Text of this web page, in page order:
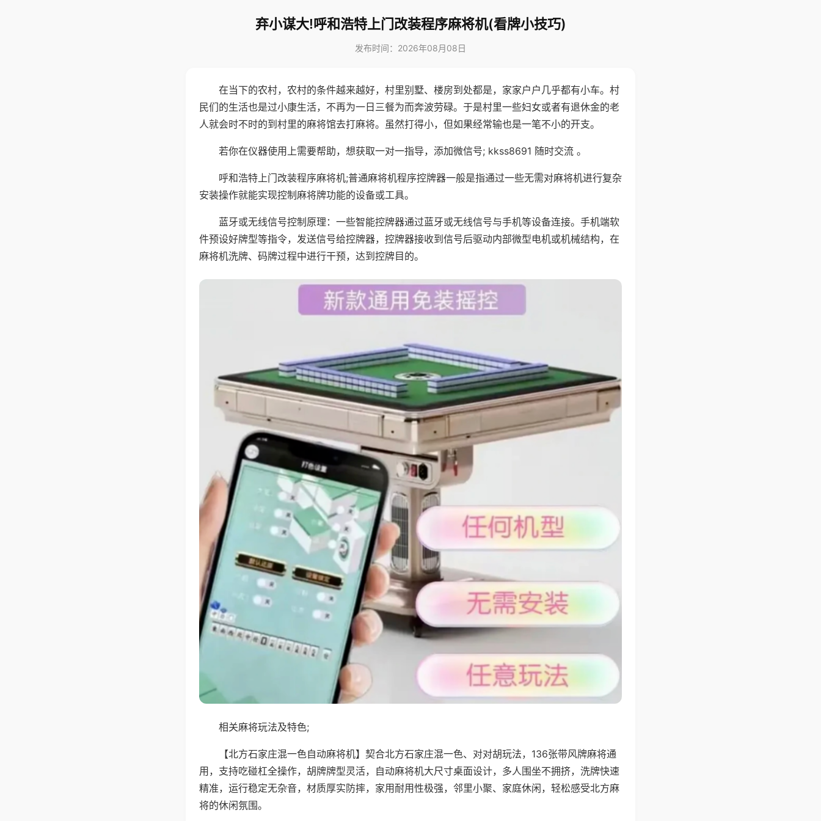
弃小谋大!呼和浩特上门改装程序麻将机(看牌小技巧)
发布时间：2026年08月08日
在当下的农村，农村的条件越来越好，村里别墅、楼房到处都是，家家户户几乎都有小车。村
民们的生活也是过小康生活，不再为一日三餐为而奔波劳碌。于是村里一些妇女或者有退休金的老
人就会时不时的到村里的麻将馆去打麻将。虽然打得小，但如果经常输也是一笔不小的开支。
若你在仪器使用上需要帮助，想获取一对一指导，添加微信号; kkss8691 随时交流 。
呼和浩特上门改装程序麻将机;普通麻将机程序控牌器一般是指通过一些无需对麻将机进行复杂
安装操作就能实现控制麻将牌功能的设备或工具。
蓝牙或无线信号控制原理：一些智能控牌器通过蓝牙或无线信号与手机等设备连接。手机端软
件预设好牌型等指令，发送信号给控牌器，控牌器接收到信号后驱动内部微型电机或机械结构，在
麻将机洗牌、码牌过程中进行干预，达到控牌目的。
相关麻将玩法及特色;
【北方石家庄混一色自动麻将机】契合北方石家庄混一色、对对胡玩法，136张带风牌麻将通
用，支持吃碰杠全操作，胡牌牌型灵活，自动麻将机大尺寸桌面设计，多人围坐不拥挤，洗牌快速
精准，运行稳定无杂音，材质厚实防摔，家用耐用性极强，邻里小聚、家庭休闲，轻松感受北方麻
将的休闲氛围。